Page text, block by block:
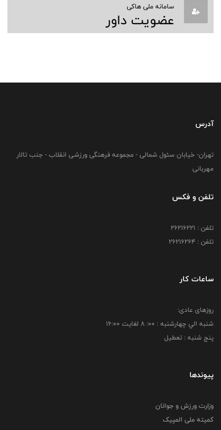
سامانه ملی هاکی
عضویت داور
آدرس
تهران- خیابان سئول شمالی - مجموعه فرهنگی ورزشی انقلاب - جنب تالار
مهربانی
تلفن و فکس
تلفن : 26216221
تلفن : 26216264
ساعات کار
روزهای عادی:
شنبه الي چهارشنبه : 00: 8 لغايت 16:00
پنج شنبه : تعطیل
پیوندها
وزارت ورزش و جوانان
کمیته ملی المپیک